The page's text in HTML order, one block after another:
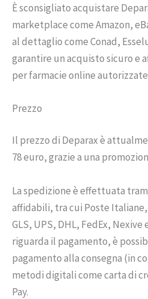
È sconsigliato acquistare
marketplace come Amazon,
al dettaglio come Conad,
garantire un acquisto sicuro e
per farmacie online
Prezzo
Il prezzo di Deparax è
78 euro, grazie a una
La spedizione è effettuata
affidabili, tra cui Poste
GLS, UPS, DHL, FedEx,
riguarda il pagamento, è
pagamento alla consegna (in
metodi digitali come carta di
Pay.